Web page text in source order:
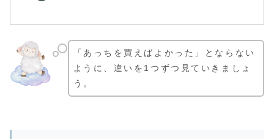
「あっちを買えばよかった」とならない
ように、違いを1つずつ見ていきましょ
う。